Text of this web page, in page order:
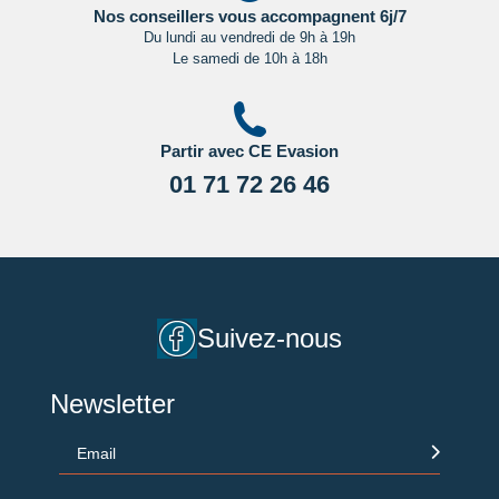
Important:Les formalités administratives et sanitaires étant
susceptibles de changer entre votre réservation et votre
départ, nous vous recommandons vivement de consulter
Nos conseillers vous accompagnent 6j/7
Du lundi au vendredi de 9h à 19h
Le samedi de 10h à 18h
Partir avec CE Evasion
01 71 72 26 46
Suivez-nous
Newsletter
Email